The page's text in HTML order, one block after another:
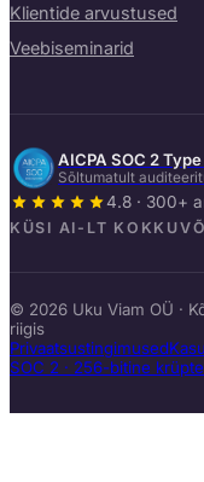
Klientide arvustused
Veebiseminarid
AICPA SOC 2 Type
Sõltumatult
4.8 · 300+
KÜSI AI-LT
© 2026 Uku Viam OÜ ·
riigis
Privaatsustingimused
SOC 2 · 256-bitine